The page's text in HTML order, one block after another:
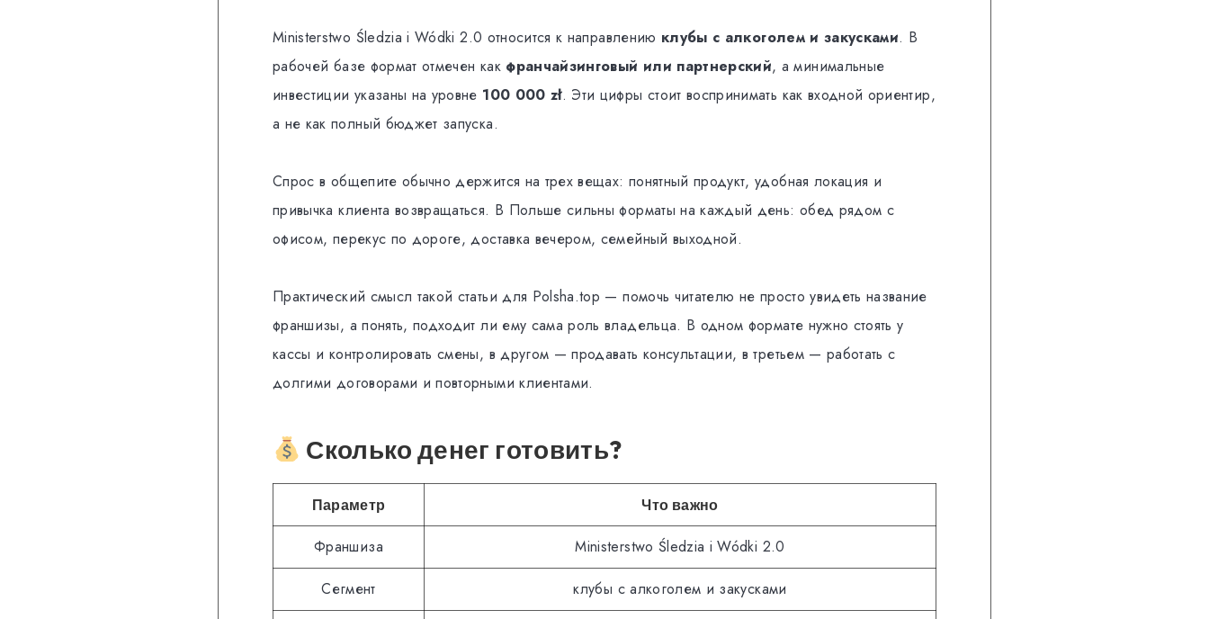
Ministerstwo Śledzia i Wódki 2.0 относится к направлению клубы с алкоголем и закусками. В
рабочей базе формат отмечен как франчайзинговый или партнерский, а минимальные
инвестиции указаны на уровне 100 000 zł. Эти цифры стоит воспринимать как входной ориентир,
а не как полный бюджет запуска.
Спрос в общепите обычно держится на трех вещах: понятный продукт, удобная локация и
привычка клиента возвращаться. В Польше сильны форматы на каждый день: обед рядом с
офисом, перекус по дороге, доставка вечером, семейный выходной.
Практический смысл такой статьи для Polsha.top — помочь читателю не просто увидеть название
франшизы, а понять, подходит ли ему сама роль владельца. В одном формате нужно стоять у
кассы и контролировать смены, в другом — продавать консультации, в третьем — работать с
долгими договорами и повторными клиентами.
Сколько денег готовить?
Параметр Что важно
Франшиза Ministerstwo Śledzia i Wódki 2.0
Сегмент клубы с алкоголем и закусками